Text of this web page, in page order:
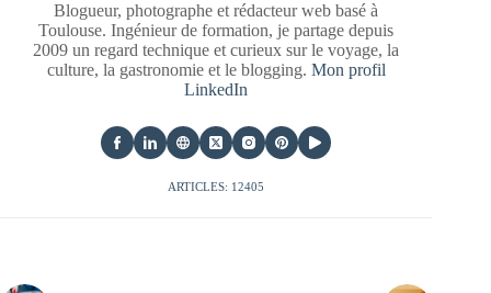
Blogueur, photographe et rédacteur web basé à
Toulouse. Ingénieur de formation, je partage depuis
2009 un regard technique et curieux sur le voyage, la
culture, la gastronomie et le blogging. Mon profil
LinkedIn
ARTICLES: 12405